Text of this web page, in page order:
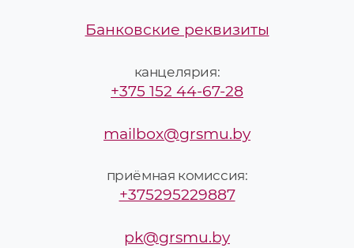
Банковские реквизиты
канцелярия:
+375 152 44-67-28
mailbox@grsmu.by
приёмная комиссия:
+375295229887
pk@grsmu.by